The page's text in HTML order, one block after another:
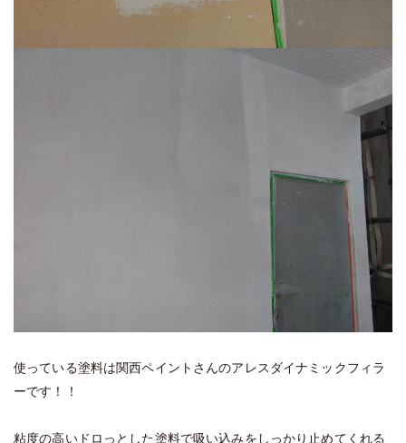
使っている塗料は関西ペイントさんのアレスダイナミックフィラ
ーです！！
粘度の高いドロっとした塗料で吸い込みをしっかり止めてくれる